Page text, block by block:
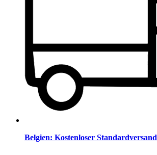
Belgien: Kostenloser Standardversand